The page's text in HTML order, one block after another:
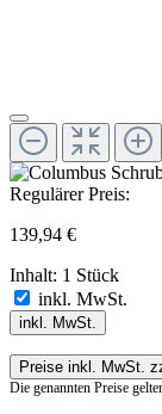
Regulärer Preis:
139,94 €
Inhalt: 1 Stück
inkl. MwSt.
inkl. MwSt.
Preise inkl. MwSt.
Die genannten Preise